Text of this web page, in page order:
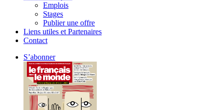
Emplois
Stages
Publier une offre
Liens utiles et Partenaires
Contact
S’abonner